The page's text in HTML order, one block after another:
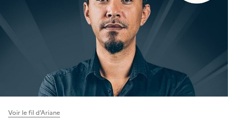
Voir le fil d’Ariane